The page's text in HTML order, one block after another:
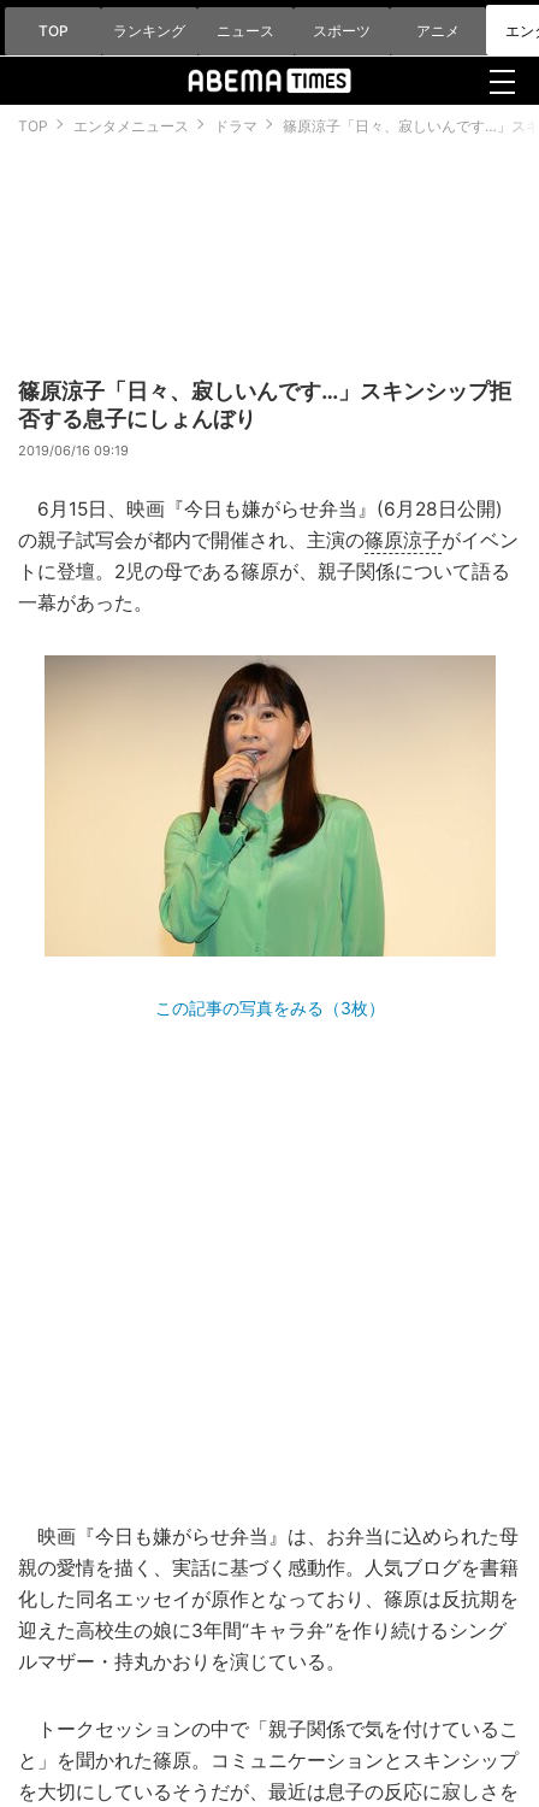
TOP ランキング ニュース スポーツ アニメ エン
TOP エンタメニュース ドラマ 篠原涼子「日々、寂しいんです…」ス
篠原涼子「日々、寂しいんです…」スキンシップ拒
否する息子にしょんぼり
2019/06/16 09:19
6月15日、映画『今日も嫌がらせ弁当』(6月28日公開)
の親子試写会が都内で開催され、主演の篠原涼子がイベン
トに登壇。2児の母である篠原が、親子関係について語る
一幕があった。
この記事の写真をみる（3枚）
映画『今日も嫌がらせ弁当』は、お弁当に込められた母
親の愛情を描く、実話に基づく感動作。人気ブログを書籍
化した同名エッセイが原作となっており、篠原は反抗期を
迎えた高校生の娘に3年間“キャラ弁”を作り続けるシング
ルマザー・持丸かおりを演じている。
トークセッションの中で「親子関係で気を付けているこ
と」を聞かれた篠原。コミュニケーションとスキンシップ
を大切にしているそうだが、最近は息子の反応に寂しさを